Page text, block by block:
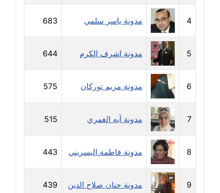
عاملة
مدونة إيناس عراقي
عاملة
مدونة آيه ابو زهرة
عاملة
مدونة آية الدرديري
عاملة
مدونة آيه الغمري
عاملة
مدونة آية عبد العزيز
عاملة
4 مدونة ياسر سلمي 683
5 مدونة اشرف الكرم 644
6 مدونة مريم توركان 575
7 مدونة آيه الغمري 515
8 مدونة فاطمة البسريني 443
9 مدونة حنان صلاح الدين 439